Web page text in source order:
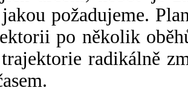
požadujeme.
po několik
radikálně